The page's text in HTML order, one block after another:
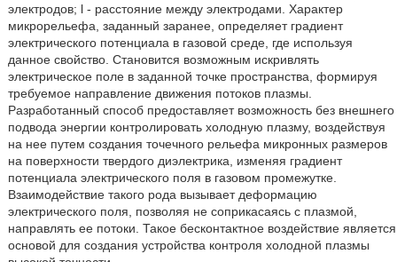
электродов; l - расстояние между электродами. Характер
микрорельефа, заданный заранее, определяет градиент
электрического потенциала в газовой среде, где используя
данное свойство. Становится возможным искривлять
электрическое поле в заданной точке пространства, формируя
требуемое направление движения потоков плазмы.
Разработанный способ предоставляет возможность без внешнего
подвода энергии контролировать холодную плазму, воздействуя
на нее путем создания точечного рельефа микронных размеров
на поверхности твердого диэлектрика, изменяя градиент
потенциала электрического поля в газовом промежутке.
Взаимодействие такого рода вызывает деформацию
электрического поля, позволяя не соприкасаясь с плазмой,
направлять ее потоки. Такое бесконтактное воздействие является
основой для создания устройства контроля холодной плазмы